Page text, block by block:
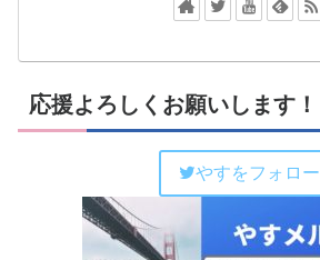
応援よろしくお願いします！
やすをフォロー